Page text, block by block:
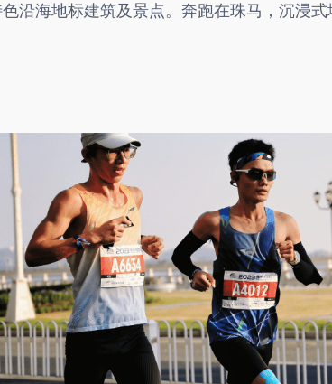
沿海地标建筑及景点。奔跑在珠马，沉浸